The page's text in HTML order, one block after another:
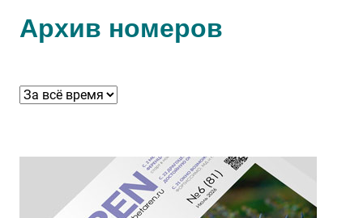
Архив номеров